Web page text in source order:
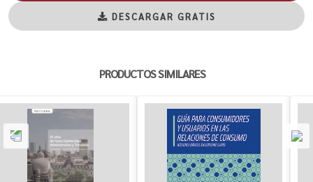
DESCARGAR GRATIS
PRODUCTOS SIMILARES